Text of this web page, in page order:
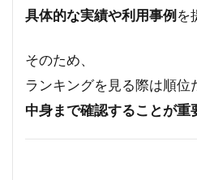
具体的な実績や利用事例 を
そのため、
ランキングを見る際は順位
中身まで確認することが重